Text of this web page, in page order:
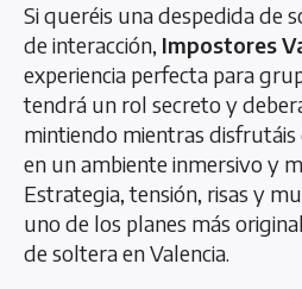
Si queréis una despedida de
de interacción, Impostores
experiencia perfecta para
tendrá un rol secreto y
mintiendo mientras
en un ambiente inmersivo y
Estrategia, tensión, risas y
uno de los planes más
de soltera en Valencia.